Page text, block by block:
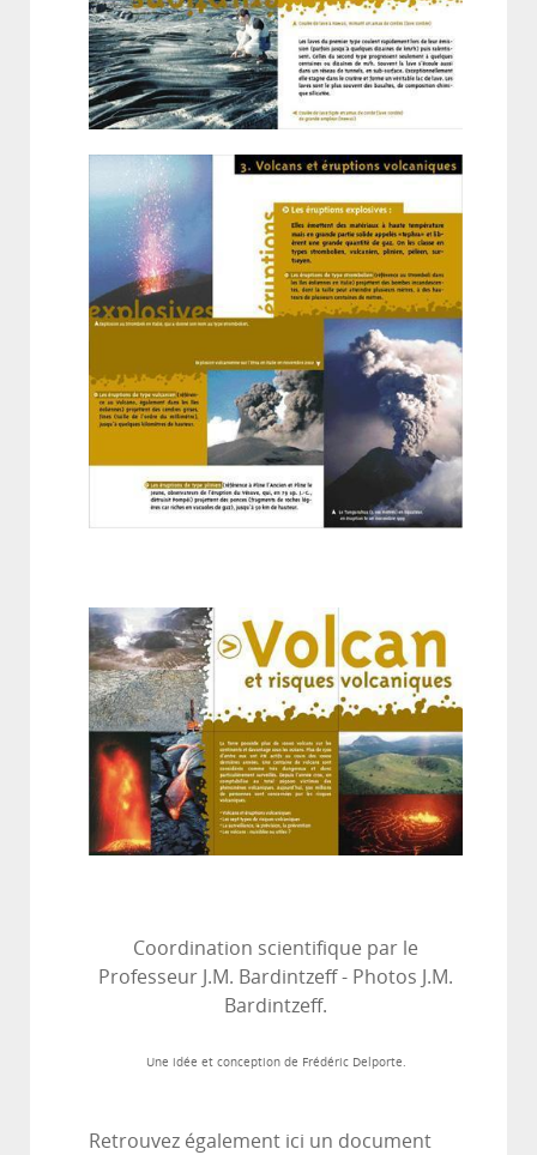
Coordination scientifique par le
Professeur J.M. Bardintzeff - Photos J.M.
Bardintzeff.
Une idée et conception de Frédéric Delporte.
Retrouvez également ici un document